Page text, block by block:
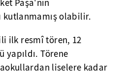
Paşa'nın
olabilir.
ilk resmî tören, 12
yapıldı. Törene
liselere kadar